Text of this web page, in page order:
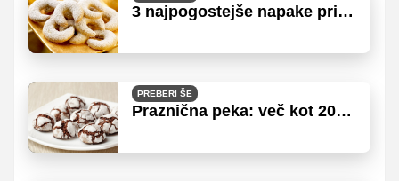
3 najpogostejše napake pri
PREBERI ŠE
Praznična peka: več kot 20